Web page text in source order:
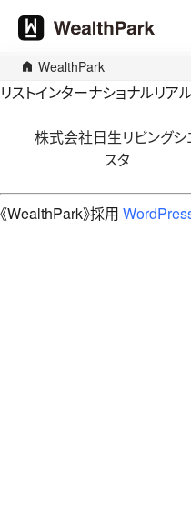
WealthPark
リストインターナショナルリア
覽
株式会社日生リビングシ
スタ
《WealthPark》採用